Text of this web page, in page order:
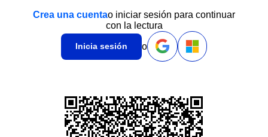
Crea una cuentao iniciar sesión para continuar
con la lectura
Inicia sesión o